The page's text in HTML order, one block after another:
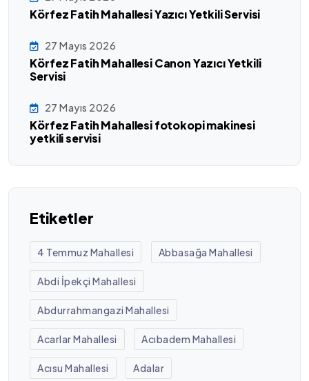
Körfez Fatih Mahallesi Yazıcı Yetkili Servisi
27 Mayıs 2026
Körfez Fatih Mahallesi Canon Yazıcı Yetkili
Servisi
27 Mayıs 2026
Körfez Fatih Mahallesi fotokopi makinesi
yetkili servisi
Etiketler
4 Temmuz Mahallesi Abbasağa Mahallesi
Abdi İpekçi Mahallesi
Abdurrahmangazi Mahallesi
Acarlar Mahallesi Acıbadem Mahallesi
Acısu Mahallesi Adalar